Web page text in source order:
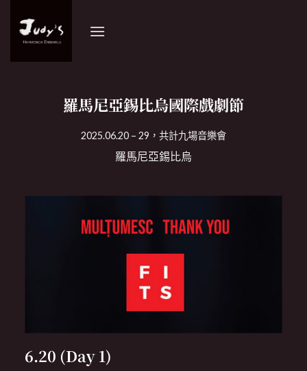
content
羅馬尼亞錫比烏國際戲劇節
2025.06.20 – 29，共計九場音樂會
羅馬尼亞錫比烏
6.20 (Day 1)